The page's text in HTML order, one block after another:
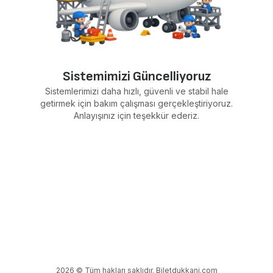
Sistemimizi Güncelliyoruz
Sistemlerimizi daha hızlı, güvenli ve stabil hale
getirmek için bakım çalışması gerçekleştiriyoruz.
Anlayışınız için teşekkür ederiz.
2026 © Tüm hakları saklıdır. Biletdukkani.com